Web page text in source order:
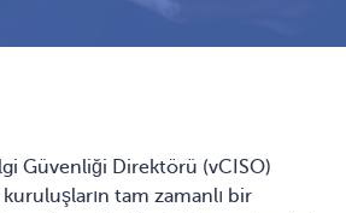
Güvenliği Direktörü (vCISO)
tam zamanlı bir